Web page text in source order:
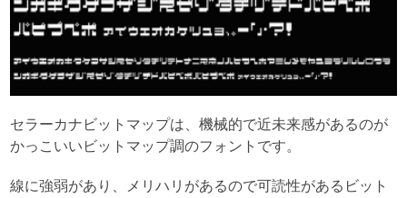
セラーカナビットマップは、機械的で近未来感があるのが
かっこいいビットマップ調のフォントです。
線に強弱があり、メリハリがあるので可読性があるビット